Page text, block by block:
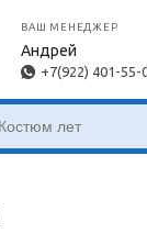
ВАШ МЕНЕДЖЕР
Андрей
+7(922) 401-55-